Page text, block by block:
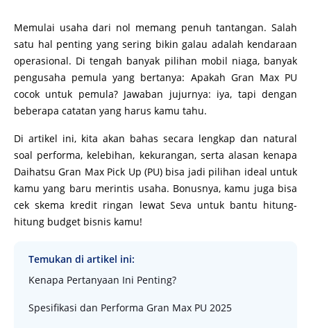
Memulai usaha dari nol memang penuh tantangan. Salah
satu hal penting yang sering bikin galau adalah kendaraan
operasional. Di tengah banyak pilihan mobil niaga, banyak
pengusaha pemula yang bertanya: Apakah Gran Max PU
cocok untuk pemula? Jawaban jujurnya: iya, tapi dengan
beberapa catatan yang harus kamu tahu.
Di artikel ini, kita akan bahas secara lengkap dan natural
soal performa, kelebihan, kekurangan, serta alasan kenapa
Daihatsu Gran Max Pick Up (PU) bisa jadi pilihan ideal untuk
kamu yang baru merintis usaha. Bonusnya, kamu juga bisa
cek skema kredit ringan lewat Seva untuk bantu hitung-
hitung budget bisnis kamu!
Temukan di artikel ini:
Kenapa Pertanyaan Ini Penting?
Spesifikasi dan Performa Gran Max PU 2025